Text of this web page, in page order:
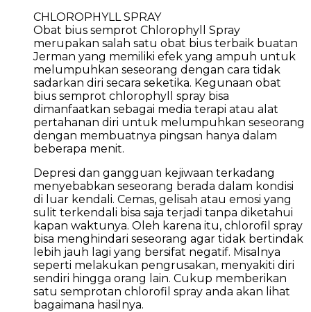
CHLOROPHYLL SPRAY
Obat bius semprot Chlorophyll Spray
merupakan salah satu obat bius terbaik buatan
Jerman yang memiliki efek yang ampuh untuk
melumpuhkan seseorang dengan cara tidak
sadarkan diri secara seketika. Kegunaan obat
bius semprot chlorophyll spray bisa
dimanfaatkan sebagai media terapi atau alat
pertahanan diri untuk melumpuhkan seseorang
dengan membuatnya pingsan hanya dalam
beberapa menit.
Depresi dan gangguan kejiwaan terkadang
menyebabkan seseorang berada dalam kondisi
di luar kendali. Cemas, gelisah atau emosi yang
sulit terkendali bisa saja terjadi tanpa diketahui
kapan waktunya. Oleh karena itu, chlorofil spray
bisa menghindari seseorang agar tidak bertindak
lebih jauh lagi yang bersifat negatif. Misalnya
seperti melakukan pengrusakan, menyakiti diri
sendiri hingga orang lain. Cukup memberikan
satu semprotan chlorofil spray anda akan lihat
bagaimana hasilnya.